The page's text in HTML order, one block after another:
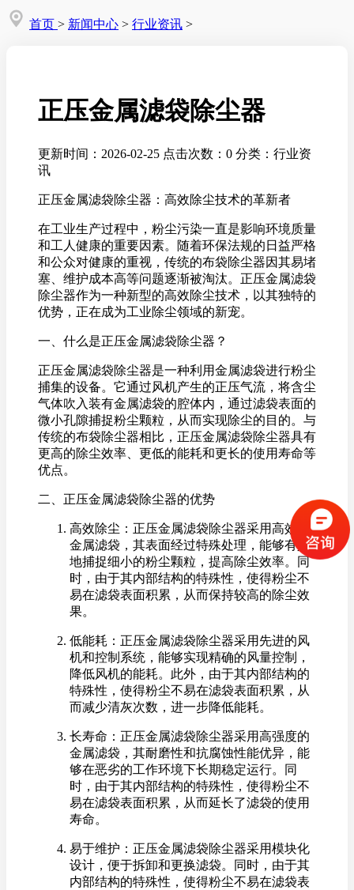
首页 > 新闻中心 > 行业资讯 >
正压金属滤袋除尘器
更新时间：2026-02-25 点击次数：0 分类：行业资
讯
正压金属滤袋除尘器：高效除尘技术的革新者
在工业生产过程中，粉尘污染一直是影响环境质量
和工人健康的重要因素。随着环保法规的日益严格
和公众对健康的重视，传统的布袋除尘器因其易堵
塞、维护成本高等问题逐渐被淘汰。正压金属滤袋
除尘器作为一种新型的高效除尘技术，以其独特的
优势，正在成为工业除尘领域的新宠。
一、什么是正压金属滤袋除尘器？
正压金属滤袋除尘器是一种利用金属滤袋进行粉尘
捕集的设备。它通过风机产生的正压气流，将含尘
气体吹入装有金属滤袋的腔体内，通过滤袋表面的
微小孔隙捕捉粉尘颗粒，从而实现除尘的目的。与
传统的布袋除尘器相比，正压金属滤袋除尘器具有
更高的除尘效率、更低的能耗和更长的使用寿命等
优点。
二、正压金属滤袋除尘器的优势
高效除尘：正压金属滤袋除尘器采用高效的
金属滤袋，其表面经过特殊处理，能够有效
地捕捉细小的粉尘颗粒，提高除尘效率。同
时，由于其内部结构的特殊性，使得粉尘不
易在滤袋表面积累，从而保持较高的除尘效
果。
低能耗：正压金属滤袋除尘器采用先进的风
机和控制系统，能够实现精确的风量控制，
降低风机的能耗。此外，由于其内部结构的
特殊性，使得粉尘不易在滤袋表面积累，从
而减少清灰次数，进一步降低能耗。
长寿命：正压金属滤袋除尘器采用高强度的
金属滤袋，其耐磨性和抗腐蚀性能优异，能
够在恶劣的工作环境下长期稳定运行。同
时，由于其内部结构的特殊性，使得粉尘不
易在滤袋表面积累，从而延长了滤袋的使用
寿命。
易于维护：正压金属滤袋除尘器采用模块化
设计，便于拆卸和更换滤袋。同时，由于其
内部结构的特殊性，使得粉尘不易在滤袋表